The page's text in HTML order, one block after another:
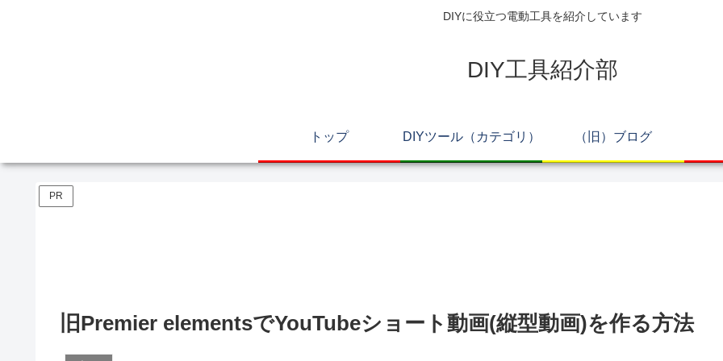
DIYに役立つ電動工具を紹介しています
DIY工具紹介部
トップ DIYツール（カテゴリ） （旧）ブログ
PR
旧Premier elementsでYouTubeショート動画(縦型動画)を作る方法